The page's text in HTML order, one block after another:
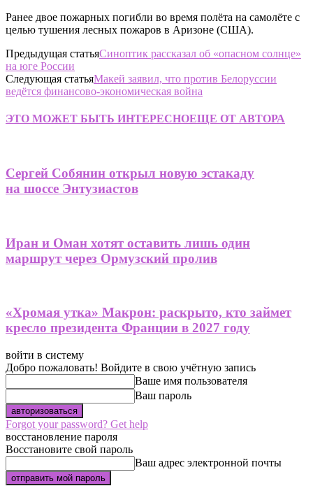
Ранее двое пожарных погибли во время полёта на самолёте с
целью тушения лесных пожаров в Аризоне (США).
Предыдущая статьяСиноптик рассказал об «опасном солнце»
на юге России
Следующая статьяМакей заявил, что против Белоруссии
ведётся финансово-экономическая война
ЭТО МОЖЕТ БЫТЬ ИНТЕРЕСНОЕЩЕ ОТ АВТОРА
Сергей Собянин открыл новую эстакаду
на шоссе Энтузиастов
Иран и Оман хотят оставить лишь один
маршрут через Ормузский пролив
«Хромая утка» Макрон: раскрыто, кто займет
кресло президента Франции в 2027 году
войти в систему
Добро пожаловать! Войдите в свою учётную запись
Ваше имя пользователя
Ваш пароль
Forgot your password? Get help
восстановление пароля
Восстановите свой пароль
Ваш адрес электронной почты